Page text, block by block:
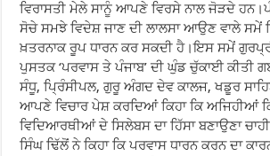
ਵਿਰਾਸਤੀ ਮੇਲੇ ਸਾਨੂੰ ਆਪਣੇ ਵਿਰਸੇ ਨਾਲ ਜੋੜਦੇ
ਸੋਚੇ ਸਮਝੇ ਵਿਦੇਸ਼ ਜਾਣ ਦੀ ਲਾਲਸਾ ਆਉਣ ਵਾਲੇ ਸਮੇਂ
ਖ਼ਤਰਨਾਕ ਰੂਪ ਧਾਰਨ ਕਰ ਸਕਦੀ ਹੈ।ਇਸ ਸਮੇਂ
ਪੁਸਤਕ ‘ਪਰਵਾਸ ਤੇ ਪੰਜਾਬ’ ਦੀ ਘੁੰਡ ਚੁੱਕਾਈ ਕੀਤੀ
ਸੰਧੂ, ਪ੍ਰਿੰਸੀਪਲ, ਗੁਰੂ ਅੰਗਦ ਦੇਵ ਕਾਲਜ, ਖਡੂਰ
ਆਪਣੇ ਵਿਚਾਰ ਪੇਸ਼ ਕਰਦਿਆਂ ਕਿਹਾ ਕਿ ਅਜਿਹੀਆਂ
ਵਿਦਿਆਰਥੀਆਂ ਦੇ ਸਿਲੇਬਸ ਦਾ ਹਿੱਸਾ ਬਣਾਉਣਾ
ਸਿੰਘ ਢਿੱਲੋਂ ਨੇ ਕਿਹਾ ਕਿ ਪਰਵਾਸ ਧਾਰਨ ਕਰਨ ਦਾ